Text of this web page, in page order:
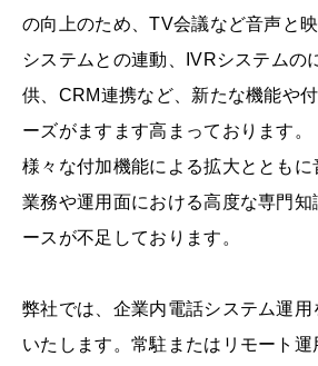
の向上のため、TV会議など音声と
システムとの連動、IVRシステムの
供、CRM連携など、新たな機能や
ーズがますます高まっております。
様々な付加機能による拡大ととも
業務や運用面における高度な専門知
ースが不足しております。
弊社では、企業内電話システム運
いたします。常駐またはリモート